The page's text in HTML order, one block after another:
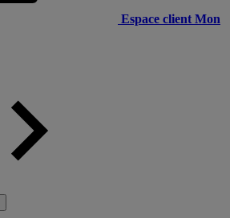
Espace client Mon